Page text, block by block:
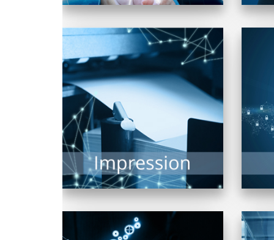
Impression de documents,
photos, plans grands formats,
l’imprimante est indissociable
d’un système informatique. De
nombreuses technologies...
EN SAVOIR PLUS